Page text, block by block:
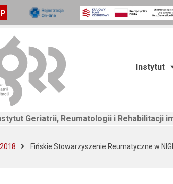
Reumatologii i Rehabilitacji
Instytut
Geriatrii, Reumatologii i Rehabilitacji
2018 Fińskie Stowarzyszenie Reumatyczne w